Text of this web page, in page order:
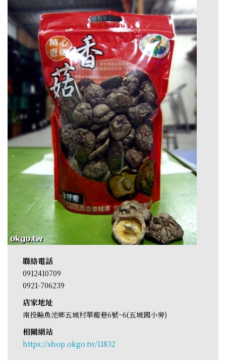
聯絡電話
0912410709
0921-706239
店家地址
南投縣魚池鄉五城村華龍巷6號~6(五城國小旁)
相關網站
https://shop.okgo.tw/11832